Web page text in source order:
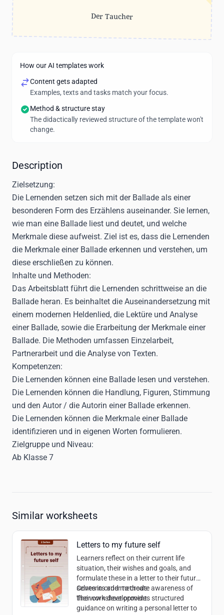
Der Taucher
How our AI templates work
Content gets adapted
Examples, texts and tasks match your focus.
Method & structure stay
The didactically reviewed structure of the template won't
change.
Description
Zielsetzung:
Die Lernenden setzen sich mit der Ballade als einer
besonderen Form des Erzählens auseinander. Sie lernen,
wie man eine Ballade liest und deutet, und welche
Merkmale diese aufweist. Ziel ist es, dass die Lernenden
die Merkmale einer Ballade erkennen und verstehen, um
diese erschließen zu können.
Inhalte und Methoden:
Das Arbeitsblatt führt die Lernenden schrittweise an die
Ballade heran. Es beinhaltet die Auseinandersetzung mit
einem modernen Heldenlied, die Lektüre und Analyse
einer Ballade, sowie die Erarbeitung der Merkmale einer
Ballade. Die Methoden umfassen Einzelarbeit,
Partnerarbeit und die Analyse von Texten.
Kompetenzen:
Die Lernenden können eine Ballade lesen und verstehen.
Die Lernenden können die Handlung, Figuren, Stimmung
und den Autor / die Autorin einer Ballade erkennen.
Die Lernenden können die Merkmale einer Ballade
identifizieren und in eigenen Worten formulieren.
Zielgruppe und Niveau:
Ab Klasse 7
Similar worksheets
Letters to my future self
Learners reflect on their current life
situation, their wishes and goals, and
formulate these in a letter to their future
selves in order to create awareness of
their own development.
Contents and methods:
The worksheet provides structured
guidance on writing a personal letter to